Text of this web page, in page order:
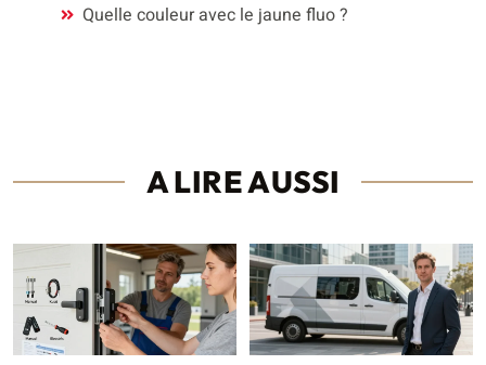
Quelle couleur avec le jaune fluo ?
A LIRE AUSSI